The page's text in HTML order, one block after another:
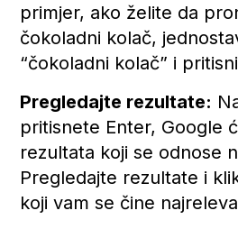
primjer, ako želite da
čokoladni kolač,
“čokoladni kolač” i
Pregledajte rezultate:
pritisnete Enter, Google
rezultata koji se odnose
Pregledajte rezultate i
koji vam se čine